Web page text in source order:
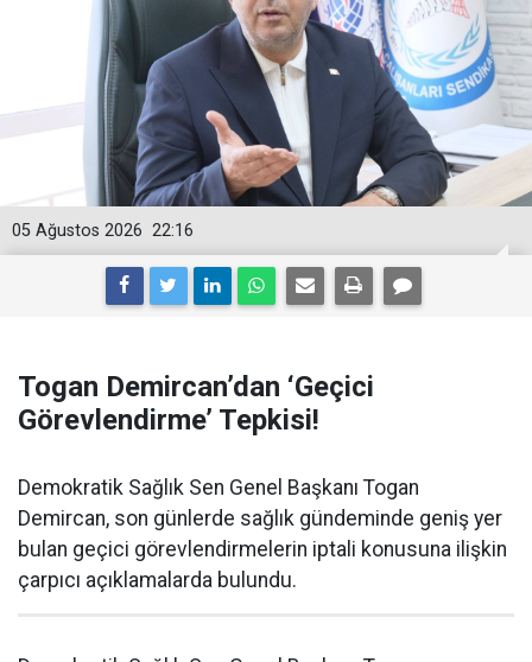
22:16
05 Ağustos 2026
Togan Demircan’dan ‘Geçici
Görevlendirme’ Tepkisi!
Demokratik Sağlık Sen Genel Başkanı Togan
Demircan, son günlerde sağlık gündeminde geniş yer
bulan geçici görevlendirmelerin iptali konusuna ilişkin
çarpıcı açıklamalarda bulundu.